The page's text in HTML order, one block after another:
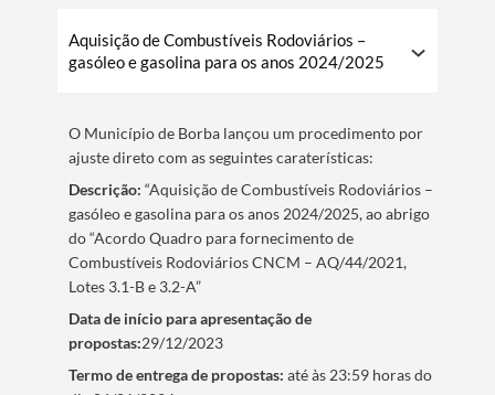
Aquisição de Combustíveis Rodoviários –
gasóleo e gasolina para os anos 2024/2025
O Municí­pio de Borba lançou um procedimento por
ajuste direto com as seguintes caraterí­sticas:
Descrição:“Aquisição de Combustíveis Rodoviários –
gasóleo e gasolina para os anos 2024/2025, ao abrigo
do “Acordo Quadro para fornecimento de
Combustíveis Rodoviários CNCM – AQ/44/2021,
Lotes 3.1-B e 3.2-A”
Data de iní­cio para apresentação de
propostas:29/12/2023
Termo de entrega de propostas: até às 23:59 horas do